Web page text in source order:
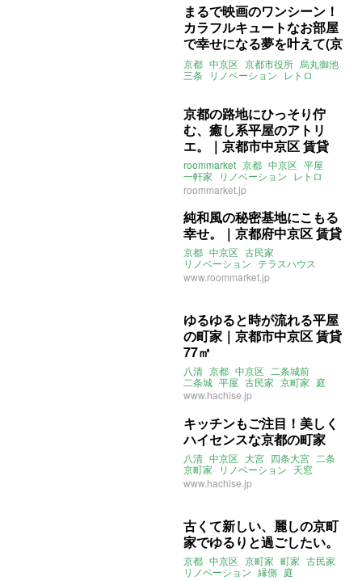
まるで映画のワンシーン！
カラフルキュートなお部屋
で幸せになる夢を叶えて(京
都市中京区50㎡の売買/賃
貸物件)
京都 中京区 京都市役所 烏丸御池
三条
リノベーション レトロ
京都の路地にひっそり佇
む、癒し系平屋のアトリ
エ。｜京都市中京区 賃貸
roommarket 京都 中京区 平屋
一軒家
リノベーション レトロ
アトリエ 土間
賃貸
roommarket.jp
純和風の秘密基地にこもる
幸せ。｜京都府中京区 賃貸
京都 中京区 古民家
リノベーション テラスハウス
ロフト 土間 ルームマーケット
www.roommarket.jp
ゆるゆると時が流れる平屋
の町家｜京都市中京区 賃貸
77㎡
八清 京都 中京区 二条城前
二条城 平屋 古民家 京町家 庭
www.hachise.jp
キッチンもご注目！美しく
ハイセンスな京都の町家
八清 中京区 大宮 四条大宮 二条
京町家
リノベーション 天窓
2022年3月のおすすめ
www.hachise.jp
古くて新しい、麗しの京町
家でゆるりと過ごしたい。
京都 中京区 京町家 町家 古民家
リノベーション 縁側 庭